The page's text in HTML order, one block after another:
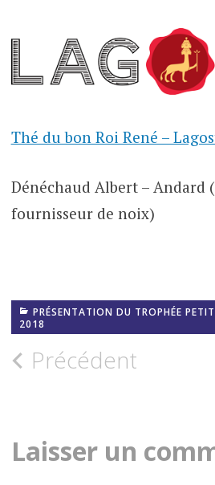
Thé du bon Roi René –
Dénéchaud Albert – Andard
fournisseur de noix)
PRÉSENTATION DU TROPHÉE
2018
N
v
Précédent
Laisser un